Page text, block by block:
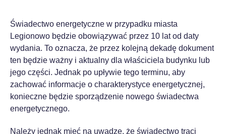
Świadectwo energetyczne w przypadku miasta
Legionowo będzie obowiązywać przez 10 lat od daty
wydania. To oznacza, że przez kolejną dekadę dokument
ten będzie ważny i aktualny dla właściciela budynku lub
jego części. Jednak po upływie tego terminu, aby
zachować informacje o charakterystyce energetycznej,
konieczne będzie sporządzenie nowego świadectwa
energetycznego.
Należy jednak mieć na uwadze, że świadectwo traci